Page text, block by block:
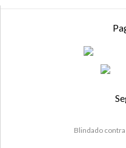
Blindado